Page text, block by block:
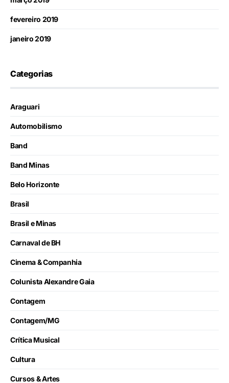
fevereiro 2019
janeiro 2019
Categorias
Araguari
Automobilismo
Band
Band Minas
Belo Horizonte
Brasil
Brasil e Minas
Carnaval de BH
Cinema & Companhia
Colunista Alexandre Gaia
Contagem
Contagem/MG
Crítica Musical
Cultura
Cursos & Artes